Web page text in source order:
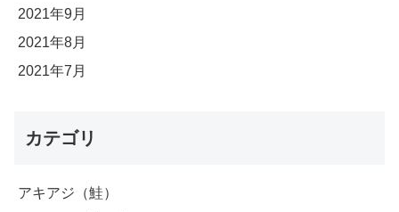
2021年9月
2021年8月
2021年7月
カテゴリ
アキアジ（鮭）